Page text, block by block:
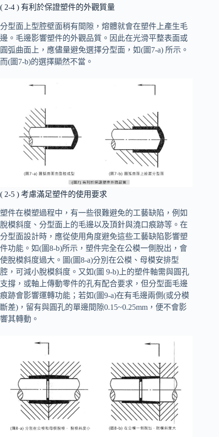
( 2-4 ) 有利於保證塑件的外觀質量
分型面上型腔壁面稍有間隙，熔體就會在塑件上產生毛
邊。毛邊影響塑件的外觀品質。因此在光滑平整表面或
圓弧曲面上，應儘量避免選擇分型面，如(圖7-a) 所示。
而(圖7-b)的選擇顯然不當。
( 2-5 ) 考慮滿足塑件的使用要求
塑件在模塑過程中，有一些很難避免的工藝缺陷，例如
脫模斜度、分型面上的毛邊以及頂針與澆口痕跡等。在
分型面設計時，應從使用角度避免這些工藝缺陷影響塑
件功能。如(圖8-b)所示，塑件完全在公模一側脫出，會
使脫模斜度過大。圖(圖8-a)分別在公模、母模安排型
腔，可減小脫模斜度。又如(圖 9-b)上的塑件軸需與圓孔
支撐，或軸上傳動零件的孔有配合要求，但分型面毛邊
痕跡會影響運轉功能；若如(圖9-a)在有毛邊兩側(或分模
斷差)，留有與圓孔的單邊間隙0.15~0.25mm，便不會影
響其轉動。